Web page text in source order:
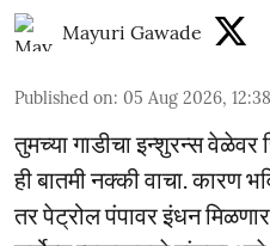
Mayuri Gawade
Published on: 05 Aug 2026,
तुमच्या गाडीचा इन्शुरन्स
ही बातमी नक्की वाचा. कारण
तर पेट्रोल पंपावर इंधन मिळणार